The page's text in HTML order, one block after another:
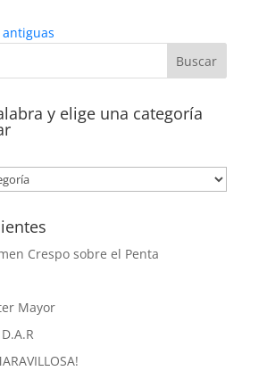
y elige una categoría
Crespo sobre el Penta
Mayor